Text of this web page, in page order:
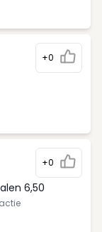
+0
+0
6,50